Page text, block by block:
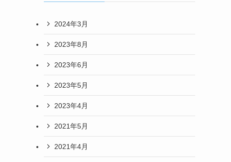
2024年3月
2023年8月
2023年6月
2023年5月
2023年4月
2021年5月
2021年4月